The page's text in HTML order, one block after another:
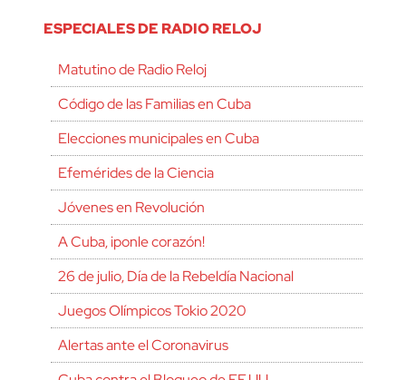
ESPECIALES DE RADIO RELOJ
Matutino de Radio Reloj
Código de las Familias en Cuba
Elecciones municipales en Cuba
Efemérides de la Ciencia
Jóvenes en Revolución
A Cuba, ¡ponle corazón!
26 de julio, Día de la Rebeldía Nacional
Juegos Olímpicos Tokio 2020
Alertas ante el Coronavirus